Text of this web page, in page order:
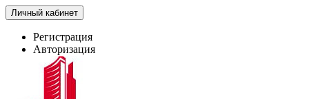
Личный кабинет
Регистрация
Авторизация